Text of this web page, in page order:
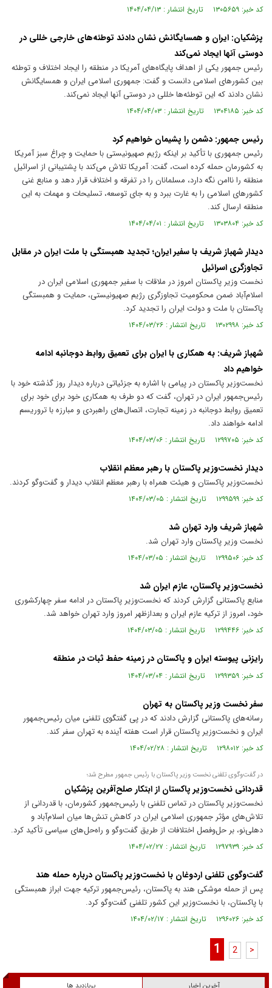
کد خبر: ۱۳۰۵۶۵۹ تاریخ انتشار : ۱۴۰۴/۰۴/۱۳
پزشکیان: ایران و همسایگانش نشان دادند توطئه‌های خارجی خللی در
دوستی آنها ایجاد نمی‌کند
رئیس جمهور یکی از اهداف پایگاه‌های آمریکا در منطقه را ایجاد اختلاف و توطئه
بین کشورهای اسلامی دانست و گفت: جمهوری اسلامی ایران و همسایگانش
نشان دادند که این توطئه‌ها خللی در دوستی آنها ایجاد نمی‌کند.
کد خبر: ۱۳۰۴۱۸۵ تاریخ انتشار : ۱۴۰۴/۰۴/۰۳
رئیس جمهور: دشمن را پشیمان خواهیم کرد
رئیس جمهوری با تأکید بر اینکه رژیم صهیونیستی با حمایت و چراغ سبز آمریکا
به کشورمان حمله کرده است، گفت: آمریکا تلاش می‌کند با پشتیبانی از اسرائیل
منطقه را ناامن نگه دارد، مسلمانان را در تفرقه و اختلاف قرار دهد و منابع غنی
کشور‌های اسلامی را به غارت ببرد و به جای توسعه، تسلیحات و مهمات به این
منطقه ارسال کند.
کد خبر: ۱۳۰۳۸۰۴ تاریخ انتشار : ۱۴۰۴/۰۴/۰۱
دیدار شهباز شریف با سفیر ایران؛ تجدید همبستگی با ملت ایران در مقابل
تجاوزگری اسرائیل
نخست وزیر پاکستان امروز در ملاقات با سفیر جمهوری اسلامی ایران در
اسلام‌آباد ضمن محکومیت تجاوزگری رژیم صهیونیستی، حمایت و همبستگی
پاکستان با ملت و دولت ایران را تجدید کرد.
کد خبر: ۱۳۰۲۹۹۸ تاریخ انتشار : ۱۴۰۴/۰۳/۲۶
شهباز شریف: به همکاری با ایران برای تعمیق روابط دوجانبه ادامه
خواهیم داد
نخست‌وزیر پاکستان در پیامی با اشاره به جزئیاتی درباره دیدار روز گذشته خود با
رئیس‌جمهور ایران در تهران، گفت که دو طرف به همکاری خود برای خود برای
تعمیق روابط دوجانبه در زمینه تجارت، اتصال‌های راهبردی و مبارزه با تروریسم
ادامه خواهند داد.
کد خبر: ۱۲۹۹۷۰۵ تاریخ انتشار : ۱۴۰۴/۰۳/۰۶
دیدار نخست‌وزیر پاکستان با رهبر معظم انقلاب
نخست‌وزیر پاکستان و هیئت همراه با رهبر معظم انقلاب دیدار و گفت‌و‌گو کردند.
کد خبر: ۱۲۹۹۵۹۹ تاریخ انتشار : ۱۴۰۴/۰۳/۰۵
شهباز شریف وارد تهران شد
نخست وزیر پاکستان وارد تهران شد.
کد خبر: ۱۲۹۹۵۰۶ تاریخ انتشار : ۱۴۰۴/۰۳/۰۵
نخست‌وزیر پاکستان، عازم ایران شد
منابع پاکستانی گزارش کردند که نخست‌وزیر پاکستان در ادامه سفر چهارکشوری
خود، امروز از ترکیه عازم ایران و بعدازظهر امروز وارد تهران خواهد شد.
کد خبر: ۱۲۹۹۴۴۶ تاریخ انتشار : ۱۴۰۴/۰۳/۰۵
رایزنی پیوسته ایران و پاکستان در زمینه حفط ثبات در منطقه
کد خبر: ۱۲۹۹۳۵۹ تاریخ انتشار : ۱۴۰۴/۰۳/۰۴
سفر نخست وزیر پاکستان به تهران
رسانه‌های پاکستانی گزارش دادند که در پی گفتگوی تلفنی میان رئیس‌جمهور
ایران و نخست‌وزیر پاکستان قرار است هفته آینده به تهران سفر کند.
کد خبر: ۱۲۹۸۰۱۲ تاریخ انتشار : ۱۴۰۴/۰۲/۲۸
در گفت‌وگوی تلفنی نخست وزیر پاکستان با رئیس جمهور مطرح شد؛
قدردانی نخست‌وزیر پاکستان از ابتکار صلح‌آفرین پزشکیان
نخست‌وزیر پاکستان در تماس تلفنی با رئیس‌جمهور کشورمان، با قدردانی از
تلاش‌های مؤثر جمهوری اسلامی ایران در کاهش تنش‌ها میان اسلام‌آباد و
دهلی‌نو، بر حل‌وفصل اختلافات از طریق گفت‌وگو و راه‌حل‌های سیاسی تأکید کرد.
کد خبر: ۱۲۹۷۹۳۹ تاریخ انتشار : ۱۴۰۴/۰۲/۲۷
گفت‌وگوی تلفنی اردوغان با نخست‌وزیر پاکستان درباره حمله هند
پس از حمله موشکی هند به پاکستان، رئیس‌جمهور ترکیه جهت ابراز همبستگی
با پاکستان، با نخست‌وزیر این کشور تلفنی گفت‌و‌گو کرد.
کد خبر: ۱۲۹۶۰۲۶ تاریخ انتشار : ۱۴۰۴/۰۲/۱۷
1 2 >
آخرین اخبار پربازدید ها